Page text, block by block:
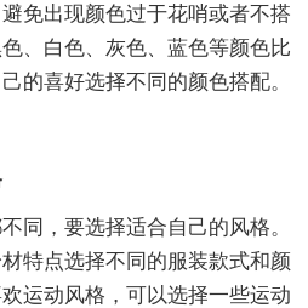
免出现颜色过于花哨或者不搭
、白色、灰色、蓝色等颜色比
的喜好选择不同的颜色搭配。
同，要选择适合自己的风格。
特点选择不同的服装款式和颜
运动风格，可以选择一些运动